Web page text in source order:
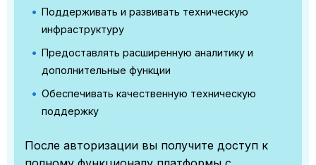
Поддерживать и развивать техническую
инфраструктуру
Предоставлять расширенную аналитику и
дополнительные функции
Обеспечивать качественную техническую
поддержку
После авторизации вы получите доступ к